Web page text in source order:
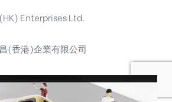
Enterprises Ltd.
(香港)企業有限公司